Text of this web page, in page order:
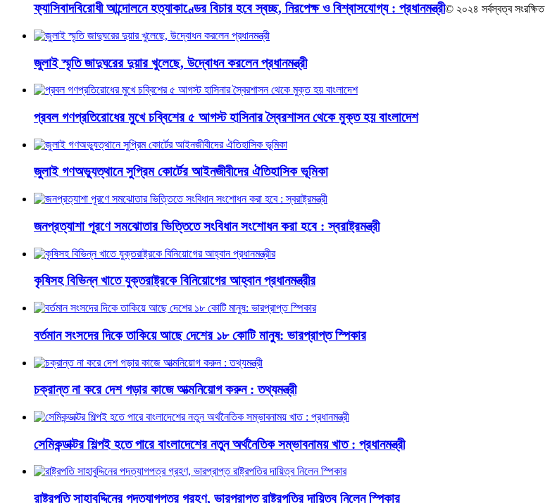
ফ্যাসিবাদবিরোধী আন্দোলনে হত্যাকাণ্ডের বিচার হবে স্বচ্ছ, নিরপেক্ষ ও বিশ্বাসযোগ্য : প্রধানমন্ত্রী
জুলাই স্মৃতি জাদুঘরের দুয়ার খুলেছে, উদ্বোধন করলেন প্রধানমন্ত্রী
প্রবল গণপ্রতিরোধের মুখে চব্বিশের ৫ আগস্ট হাসিনার স্বৈরশাসন থেকে মুক্ত হয় বাংলাদেশ
জুলাই গণঅভ্যুত্থানে সুপ্রিম কোর্টের আইনজীবীদের ঐতিহাসিক ভূমিকা
জনপ্রত্যাশা পূরণে সমঝোতার ভিত্তিতে সংবিধান সংশোধন করা হবে : স্বরাষ্ট্রমন্ত্রী
কৃষিসহ বিভিন্ন খাতে যুক্তরাষ্ট্রকে বিনিয়োগের আহ্বান প্রধানমন্ত্রীর
বর্তমান সংসদের দিকে তাকিয়ে আছে দেশের ১৮ কোটি মানুষ: ভারপ্রাপ্ত স্পিকার
চক্রান্ত না করে দেশ গড়ার কাজে আত্মনিয়োগ করুন : তথ্যমন্ত্রী
সেমিকন্ডাক্টর শিল্পই হতে পারে বাংলাদেশের নতুন অর্থনৈতিক সম্ভাবনাময় খাত : প্রধানমন্ত্রী
রাষ্ট্রপতি সাহাবুদ্দিনের পদত্যাগপত্র গ্রহণ, ভারপ্রাপ্ত রাষ্ট্রপতির দায়িত্ব নিলেন স্পিকার
© ২০২৪ সর্বস্বত্ব সংরক্ষিত